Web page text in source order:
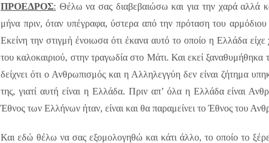
ΠΡΟΕΔΡΟΣ: Θέλω να σας διαβεβαιώσω και για την χαρά αλλά
μήνα πριν, όταν υπέγραφα, ύστερα από την πρόταση του
Εκείνη την στιγμή ένοιωσα ότι έκανα αυτό το οποίο η Ελλάδα είχε
του καλοκαιριού, στην τραγωδία στο Μάτι. Και εκεί ξαναθυμήθηκα
δείχνει ότι ο Ανθρωπισμός και η Αλληλεγγύη δεν είναι ζήτημα
της, γιατί αυτή είναι η Ελλάδα. Πριν απ’ όλα η Ελλάδα είναι
Έθνος των Ελλήνων ήταν, είναι και θα παραμείνει το Έθνος του
Και εδώ θέλω να σας εξομολογηθώ και κάτι άλλο, το οποίο το